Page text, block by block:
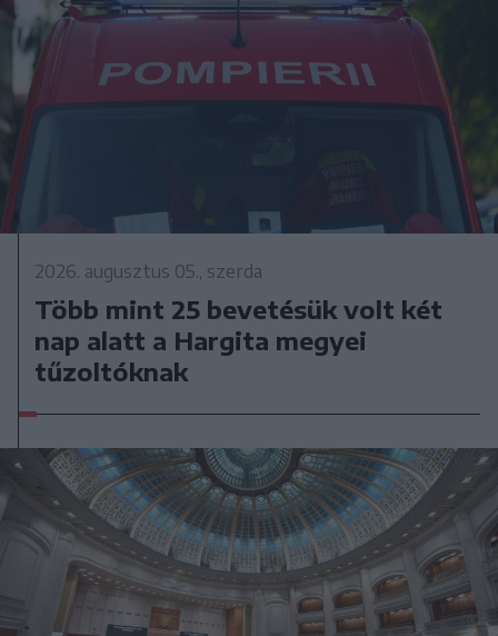
2026. augusztus 05., szerda
Több mint 25 bevetésük volt két
nap alatt a Hargita megyei
tűzoltóknak